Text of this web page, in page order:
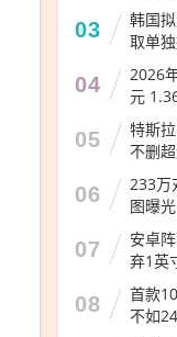
03
韩国
取单
04
2026
元
05
特斯
不删
06
233万
图曝光
07
安卓
弃1英
08
首款
不如